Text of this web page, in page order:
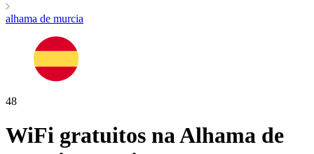
alhama de murcia
48
WiFi gratuitos naAlhama de